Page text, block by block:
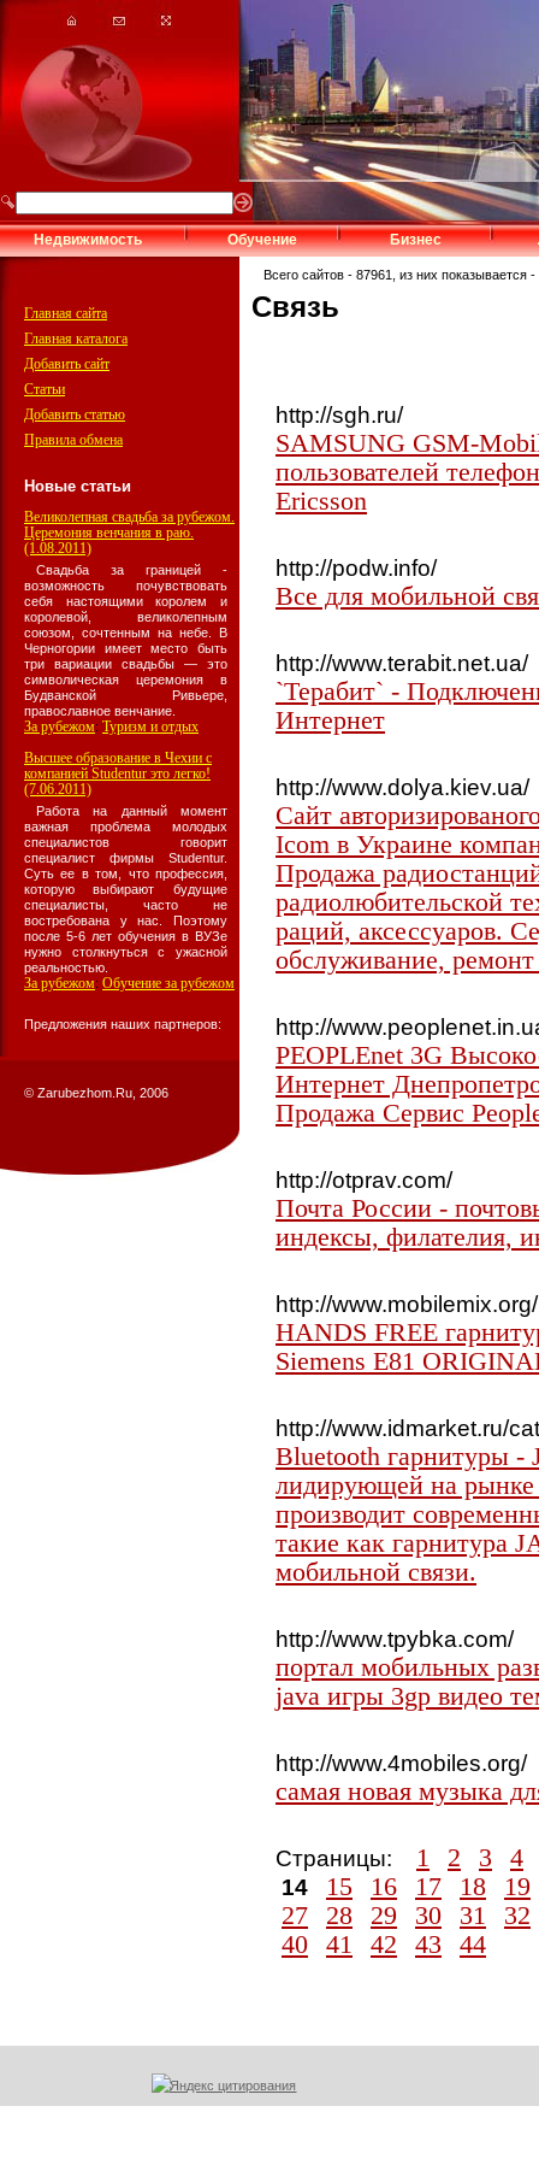
Недвижимость Обучение Бизнес
Главная сайта
Главная каталога
Добавить сайт
Статьи
Добавить статью
Правила обмена
Новые статьи
Великолепная свадьба за рубежом.
Церемония венчания в раю.
(1.08.2011)
Свадьба за границей -
возможность почувствовать
себя настоящими королем и
королевой, великолепным
союзом, сочтенным на небе. В
Черногории имеет место быть
три вариации свадьбы — это
символическая церемония в
Будванской Ривьере,
православное венчание.
За рубежом: Туризм и отдых
Высшее образование в Чехии с
компанией Studentur это легко!
(7.06.2011)
Работа на данный момент
важная проблема молодых
специалистов говорит
специалист фирмы Studentur.
Суть ее в том, что профессия,
которую выбирают будущие
специалисты, часто не
востребована у нас. Поэтому
после 5-6 лет обучения в ВУЗе
нужно столкнуться с ужасной
реальностью.
За рубежом: Обучение за рубежом
Предложения наших партнеров:
© Zarubezhom.Ru, 2006
Всего сайтов - 87961, из них показывается
Связь
http://sgh.ru/
SAMSUNG GSM-
пользователей
Ericsson
http://podw.info/
Все для мобильной
http://www.terabit.net.ua/
`Терабит` -
Интернет
http://www.dolya.kiev.ua/
Сайт
Icom в Украине
Продажа
радиолюбительской
раций, аксессуаров.
обслуживание,
http://
PEOPLEnet 3G
Интернет
Продажа Сервис
http://otprav.com/
Почта России -
индексы, филателия,
http://www.mobilemix.org/
HANDS FREE
Siemens E81
http://www.idmarket.ru/
Bluetooth гарнитуры -
лидирующей на рынке
производит
такие как гарнитура
мобильной связи.
http://www.tpybka.com/
портал мобильных
java игры 3gp видео
http://www.4mobiles.org/
самая новая музыка
Страницы: 1 2 3 4
14 15 16 17 18
19
27
28 29 30 31
32
40
41 42 43 44